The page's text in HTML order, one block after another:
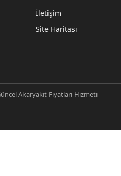
İletişim
Site Haritası
Akaryakıt Fiyatları Hizmeti